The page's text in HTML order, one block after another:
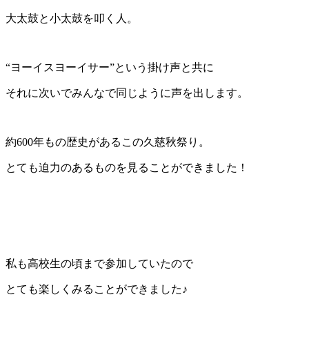
大太鼓と小太鼓を叩く人。
“ヨーイスヨーイサー”という掛け声と共に
それに次いでみんなで同じように声を出します。
約600年もの歴史があるこの久慈秋祭り。
とても迫力のあるものを見ることができました！
私も高校生の頃まで参加していたので
とても楽しくみることができました♪